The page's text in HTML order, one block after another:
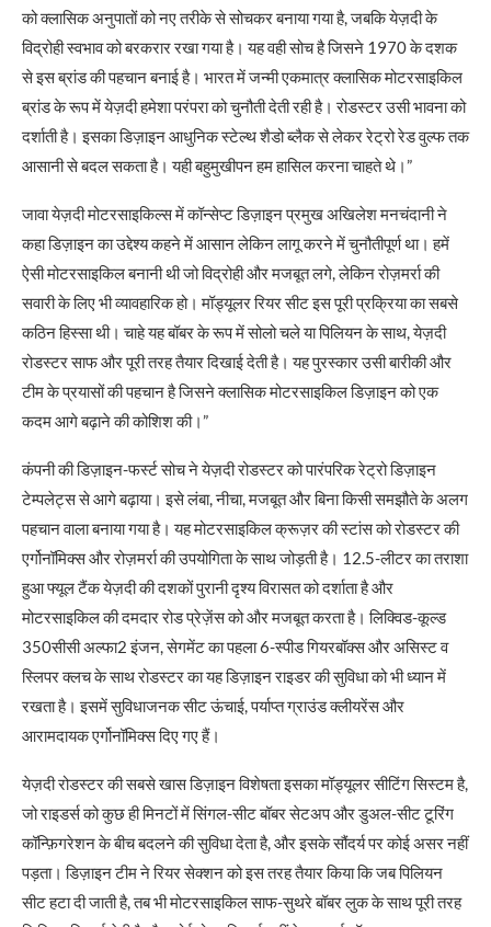
को क्लासिक अनुपातों को नए तरीके से सोचकर बनाया गया है, जबकि येज़दी के
विद्रोही स्वभाव को बरकरार रखा गया है। यह वही सोच है जिसने 1970 के दशक
से इस ब्रांड की पहचान बनाई है। भारत में जन्मी एकमात्र क्लासिक मोटरसाइकिल
ब्रांड के रूप में येज़दी हमेशा परंपरा को चुनौती देती रही है। रोडस्टर उसी भावना को
दर्शाती है। इसका डिज़ाइन आधुनिक स्टेल्थ शैडो ब्लैक से लेकर रेट्रो रेड वुल्फ तक
आसानी से बदल सकता है। यही बहुमुखीपन हम हासिल करना चाहते थे।”
जावा येज़दी मोटरसाइकिल्स में कॉन्सेप्ट डिज़ाइन प्रमुख अखिलेश मनचंदानी ने
कहा डिज़ाइन का उद्देश्य कहने में आसान लेकिन लागू करने में चुनौतीपूर्ण था। हमें
ऐसी मोटरसाइकिल बनानी थी जो विद्रोही और मजबूत लगे, लेकिन रोज़मर्रा की
सवारी के लिए भी व्यावहारिक हो। मॉड्यूलर रियर सीट इस पूरी प्रक्रिया का सबसे
कठिन हिस्सा थी। चाहे यह बॉबर के रूप में सोलो चले या पिलियन के साथ, येज़दी
रोडस्टर साफ और पूरी तरह तैयार दिखाई देती है। यह पुरस्कार उसी बारीकी और
टीम के प्रयासों की पहचान है जिसने क्लासिक मोटरसाइकिल डिज़ाइन को एक
कदम आगे बढ़ाने की कोशिश की।”
कंपनी की डिज़ाइन-फर्स्ट सोच ने येज़दी रोडस्टर को पारंपरिक रेट्रो डिज़ाइन
टेम्पलेट्स से आगे बढ़ाया। इसे लंबा, नीचा, मजबूत और बिना किसी समझौते के अलग
पहचान वाला बनाया गया है। यह मोटरसाइकिल क्रूज़र की स्टांस को रोडस्टर की
एर्गोनॉमिक्स और रोज़मर्रा की उपयोगिता के साथ जोड़ती है। 12.5-लीटर का तराशा
हुआ फ्यूल टैंक येज़दी की दशकों पुरानी दृश्य विरासत को दर्शाता है और
मोटरसाइकिल की दमदार रोड प्रेज़ेंस को और मजबूत करता है। लिक्विड-कूल्ड
350सीसी अल्फा2 इंजन, सेगमेंट का पहला 6-स्पीड गियरबॉक्स और असिस्ट व
स्लिपर क्लच के साथ रोडस्टर का यह डिज़ाइन राइडर की सुविधा को भी ध्यान में
रखता है। इसमें सुविधाजनक सीट ऊंचाई, पर्याप्त ग्राउंड क्लीयरेंस और
आरामदायक एर्गोनॉमिक्स दिए गए हैं।
येज़दी रोडस्टर की सबसे खास डिज़ाइन विशेषता इसका मॉड्यूलर सीटिंग सिस्टम है,
जो राइडर्स को कुछ ही मिनटों में सिंगल-सीट बॉबर सेटअप और डुअल-सीट टूरिंग
कॉन्फ़िगरेशन के बीच बदलने की सुविधा देता है, और इसके सौंदर्य पर कोई असर नहीं
पड़ता। डिज़ाइन टीम ने रियर सेक्शन को इस तरह तैयार किया कि जब पिलियन
सीट हटा दी जाती है, तब भी मोटरसाइकिल साफ-सुथरे बॉबर लुक के साथ पूरी तरह